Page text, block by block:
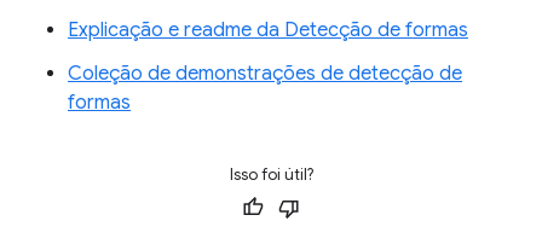
Explicação e readme da Detecção de formas
Coleção de demonstrações de detecção de
formas
Isso foi útil?